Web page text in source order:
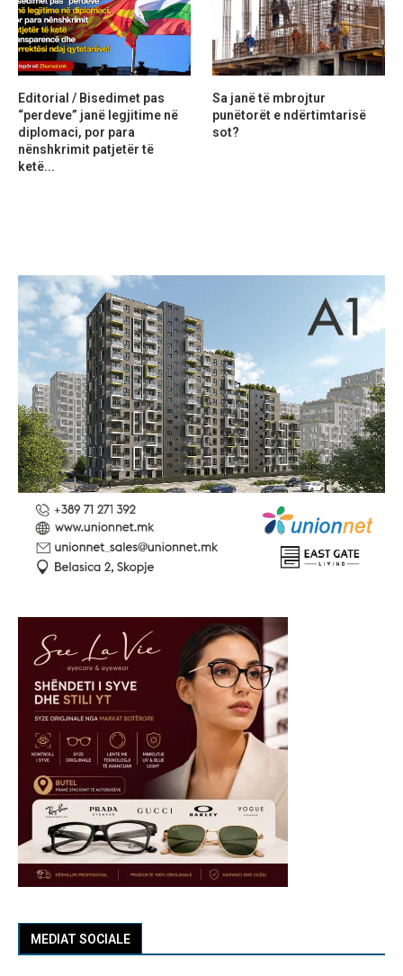
MEDIAT SOCIALE
Editorial / Bisedimet pas
“perdeve” janë legjitime në
diplomaci, por para
nënshkrimit patjetër të
ketë...
Sa janë të mbrojtur
punëtorët e ndërtimtarisë
sot?